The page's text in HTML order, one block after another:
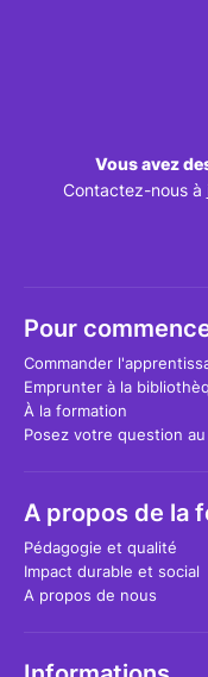
Vous avez
Contactez-nous à
Pour
Commander
Emprunter à la
À la formation
Posez votre question
A propos de la
Pédagogie et qualité
Impact durable et social
A propos de nous